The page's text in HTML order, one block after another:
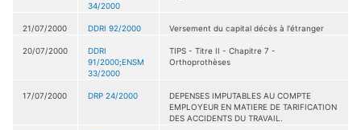
34/2000
21/07/2000 DDRI 92/2000 Versement du capital décès à l'étranger
20/07/2000
DDRI
91/2000;ENSM
33/2000
TIPS - Titre II - Chapitre 7 -
Orthoprothèses
17/07/2000 DRP 24/2000
DEPENSES IMPUTABLES AU COMPTE
EMPLOYEUR EN MATIERE DE TARIFICATION
DES ACCIDENTS DU TRAVAIL.